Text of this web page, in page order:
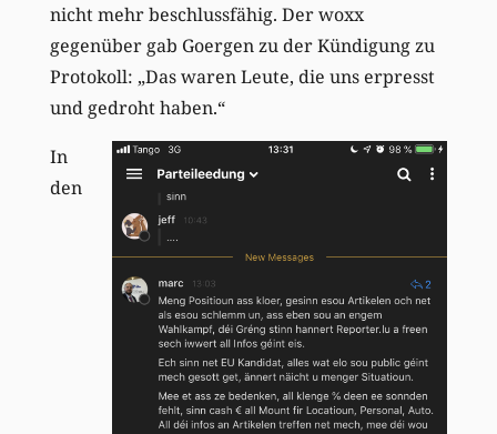
nicht mehr beschlussfähig. Der woxx
gegenüber gab Goergen zu der Kündigung zu
Protokoll: „Das waren Leute, die uns erpresst
und gedroht haben.“
In
den